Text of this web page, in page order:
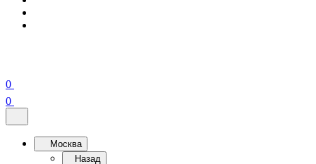
0
0
Москва
Назад